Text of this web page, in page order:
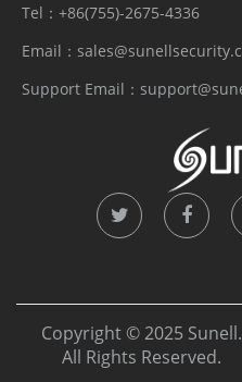
Tel： +86(755)-2675-4336
Email：
Support Email：
Copyright © 2025 Sunell.
All Rights Reserved.